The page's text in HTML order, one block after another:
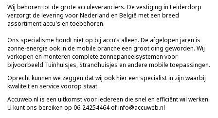
Wij behoren tot de grote acculeveranciers. De vestiging in Leiderdorp
verzorgt de levering voor Nederland en België met een breed
assortiment accu's en toebehoren.
Ons specialisme houdt niet op bij accu’s alleen. De afgelopen jaren is
zonne-energie ook in de mobile branche een groot ding geworden. Wij
verkopen en monteren complete zonnepaneelsystemen voor
bijvoorbeeld Tuinhuisjes, Strandhuisjes en andere mobile toepassingen.
Oprecht kunnen we zeggen dat wij ook hier een specialist in zijn waarbij
kwaliteit en service voorop staat.
Accuweb.nl is een uitkomst voor iedereen die snel en efficiënt wil werken.
U kunt ons bereiken op 06-24254464 ofinfo@accuweb.nl